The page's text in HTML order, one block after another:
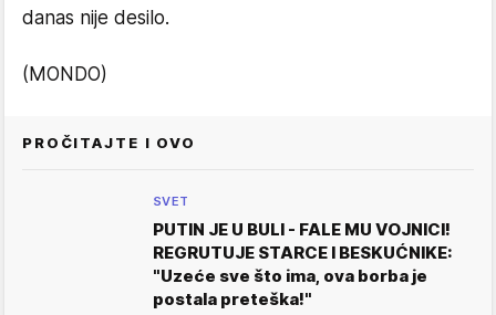
danas nije desilo.
(MONDO)
PROČITAJTE I OVO
SVET
PUTIN JE U BULI - FALE MU VOJNICI!
REGRUTUJE STARCE I BESKUĆNIKE:
"Uzeće sve što ima, ova borba je
postala preteška!"